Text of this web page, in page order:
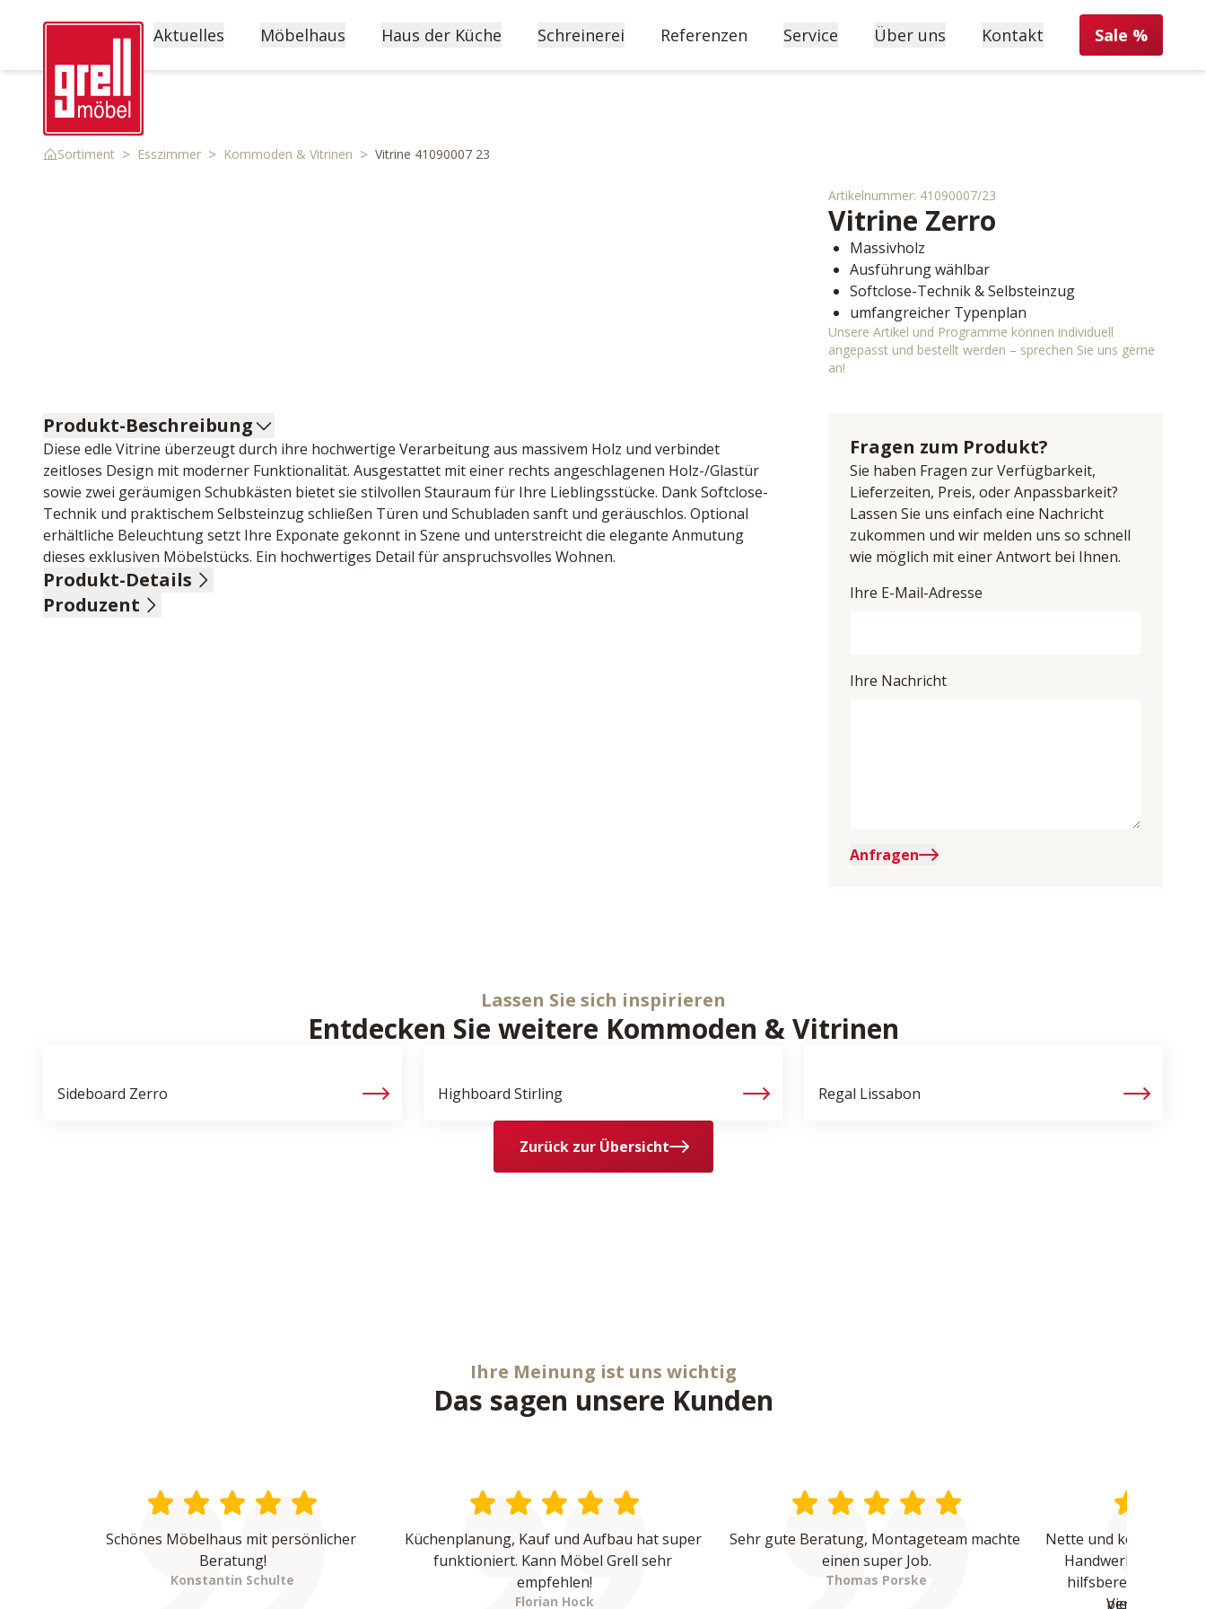
Aktuelles Möbelhaus Haus der Küche Schreinerei Referenzen Service Über uns Kontakt Sale %
Sortiment > Esszimmer > Kommoden & Vitrinen > Vitrine 41090007 23
Artikelnummer: 41090007/23
Vitrine Zerro
Massivholz
Ausführung wählbar
Softclose-Technik & Selbsteinzug
umfangreicher Typenplan
Unsere Artikel und Programme können individuell
angepasst und bestellt werden – sprechen Sie uns gerne
an!
Produkt-Beschreibung
Diese edle Vitrine überzeugt durch ihre hochwertige Verarbeitung aus massivem Holz und verbindet
zeitloses Design mit moderner Funktionalität. Ausgestattet mit einer rechts angeschlagenen Holz-/Glastür
sowie zwei geräumigen Schubkästen bietet sie stilvollen Stauraum für Ihre Lieblingsstücke. Dank Softclose-
Technik und praktischem Selbsteinzug schließen Türen und Schubladen sanft und geräuschlos. Optional
erhältliche Beleuchtung setzt Ihre Exponate gekonnt in Szene und unterstreicht die elegante Anmutung
dieses exklusiven Möbelstücks. Ein hochwertiges Detail für anspruchsvolles Wohnen.
Produkt-Details
Front Wildkernbuche geölt massiv, Korpus Kernbuche massiv, 1 Holz-/Glastür rechts, 2 Schubkästen,
Produzent
Fragen zum Produkt?
Sie haben Fragen zur Verfügbarkeit,
Lieferzeiten, Preis, oder Anpassbarkeit?
Lassen Sie uns einfach eine Nachricht
zukommen und wir melden uns so schnell
wie möglich mit einer Antwort bei Ihnen.
Ihre E-Mail-Adresse
Ihre Nachricht
Anfragen
Lassen Sie sich inspirieren
Entdecken Sie weitere Kommoden & Vitrinen
Sideboard Zerro Highboard Stirling Regal Lissabon
Zurück zur Übersicht
Ihre Meinung ist uns wichtig
Das sagen unsere Kunden
Schönes Möbelhaus mit persönlicher
Beratung!
Konstantin Schulte
Küchenplanung, Kauf und Aufbau hat super
funktioniert. Kann Möbel Grell sehr
empfehlen!
Florian Hock
Sehr gute Beratung, Montageteam machte
einen super Job.
Thomas Porske
Nette und kompetente
Handwerker waren
hilfsbereit und
perfekte
Vielen Dank -